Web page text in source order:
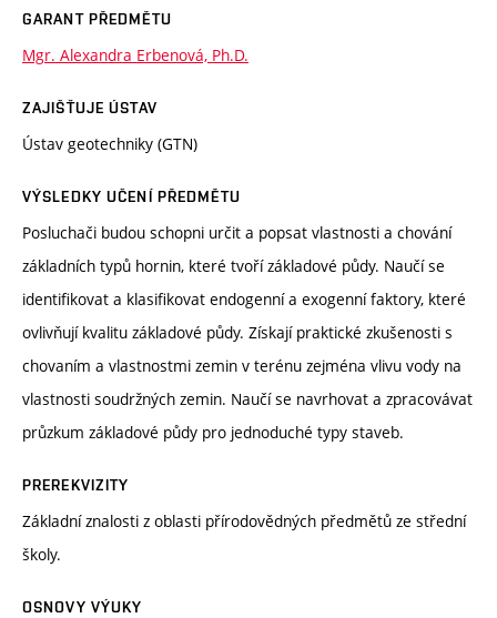
GARANT PŘEDMĚTU
Mgr. Alexandra Erbenová, Ph.D.
ZAJIŠŤUJE ÚSTAV
Ústav geotechniky (GTN)
VÝSLEDKY UČENÍ PŘEDMĚTU
Posluchači budou schopni určit a popsat vlastnosti a chování
základních typů hornin, které tvoří základové půdy. Naučí se
identifikovat a klasifikovat endogenní a exogenní faktory, které
ovlivňují kvalitu základové půdy. Získají praktické zkušenosti s
chovaním a vlastnostmi zemin v terénu zejména vlivu vody na
vlastnosti soudržných zemin. Naučí se navrhovat a zpracovávat
průzkum základové půdy pro jednoduché typy staveb.
PREREKVIZITY
Základní znalosti z oblasti přírodovědných předmětů ze střední
školy.
OSNOVY VÝUKY